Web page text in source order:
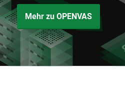
Mehr zu OPENVAS